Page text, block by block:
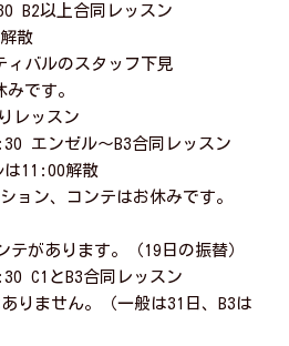
以上合同レッスン
散
バルのスタッフ下見
です。
スン
エンゼル〜B3合同レッスン
解散
ン、コンテはお休みです。
があります。（19日の振替）
C1とB3合同レッスン
ません。（一般は31日、B3は